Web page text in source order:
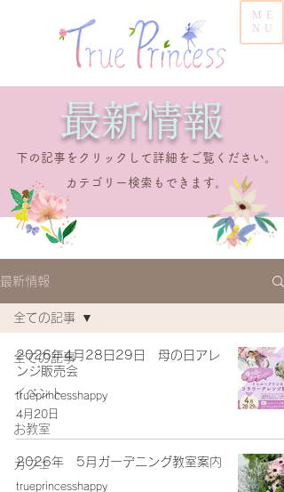
ME
NU
​最新情報
​下の記事をクリックして詳細をご覧ください。
​カテゴリー検索もできます。
最新情報
全ての記事
イベント
お教室
カフェ
全ての記事
2026年4月28日29日 母の日アレ
ンジ販売会
trueprincesshappy
4月20日
2026年 5月ガーデニング教室案内
trueprincesshappy